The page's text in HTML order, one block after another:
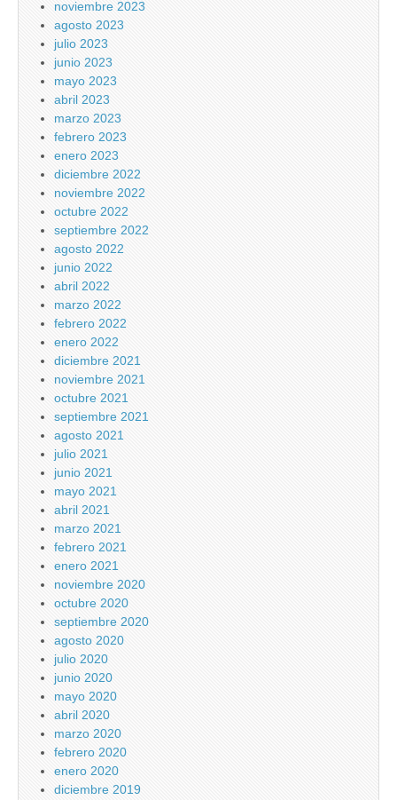
noviembre 2023
agosto 2023
julio 2023
junio 2023
mayo 2023
abril 2023
marzo 2023
febrero 2023
enero 2023
diciembre 2022
noviembre 2022
octubre 2022
septiembre 2022
agosto 2022
junio 2022
abril 2022
marzo 2022
febrero 2022
enero 2022
diciembre 2021
noviembre 2021
octubre 2021
septiembre 2021
agosto 2021
julio 2021
junio 2021
mayo 2021
abril 2021
marzo 2021
febrero 2021
enero 2021
noviembre 2020
octubre 2020
septiembre 2020
agosto 2020
julio 2020
junio 2020
mayo 2020
abril 2020
marzo 2020
febrero 2020
enero 2020
diciembre 2019